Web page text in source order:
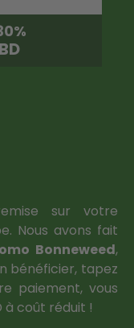
sur votre
Nous avons fait
Bonneweed,
bénéficier, tapez
paiement, vous
à coût réduit !